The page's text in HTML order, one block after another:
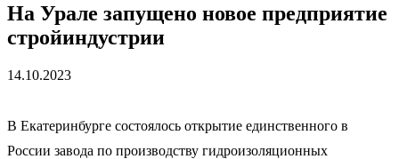
На Урале запущено новое предприятие
стройиндустрии
14.10.2023
В Екатеринбурге состоялось открытие единственного в
России завода по производству гидроизоляционных